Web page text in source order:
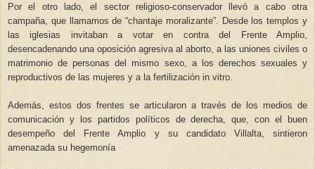
Por el otro lado, el sector religioso-conservador llevó a cabo otra
campaña, que llamamos de “chantaje moralizante”. Desde los templos y
las iglesias invitaban a votar en contra del Frente Amplio,
desencadenando una oposición agresiva al aborto, a las uniones civiles o
matrimonio de personas del mismo sexo, a los derechos sexuales y
reproductivos de las mujeres y a la fertilización in vitro.
Además, estos dos frentes se articularon a través de los medios de
comunicación y los partidos políticos de derecha, que, con el buen
desempeño del Frente Amplio y su candidato Villalta, sintieron
amenazada su hegemonía